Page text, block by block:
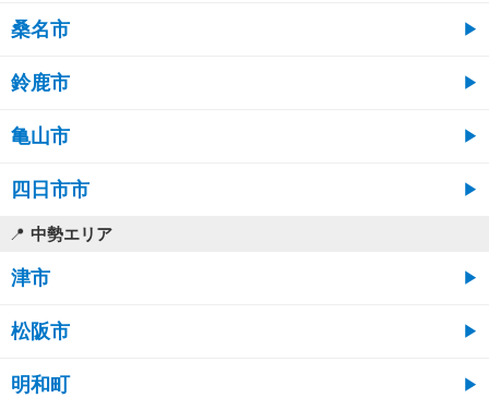
桑名市
鈴鹿市
亀山市
四日市市
中勢エリア
津市
松阪市
明和町